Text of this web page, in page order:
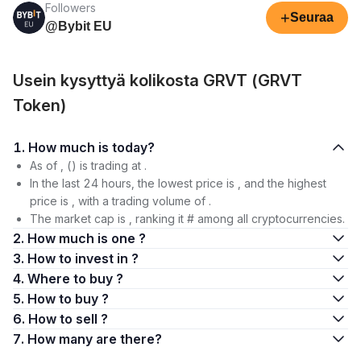
Followers
@Bybit EU
+Seuraa
Usein kysyttyä kolikosta GRVT (GRVT
Token)
1. How much is today?
As of , () is trading at .
In the last 24 hours, the lowest price is , and the highest
price is , with a trading volume of .
The market cap is , ranking it # among all cryptocurrencies.
2. How much is one ?
3. How to invest in ?
4. Where to buy ?
5. How to buy ?
6. How to sell ?
7. How many are there?